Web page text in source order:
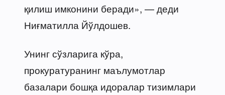
қилиш имконини беради», — деди
Ниғматилла Йўлдошев.
Унинг сўзларига кўра,
прокуратуранинг маълумотлар
базалари бошқа идоралар тизимлари